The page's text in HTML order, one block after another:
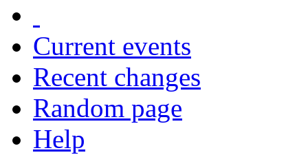
Current events
Recent changes
Random page
Help